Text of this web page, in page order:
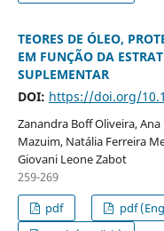
TEORES DE ÓLEO,
EM FUNÇÃO DA
SUPLEMENTAR
DOI: https://doi.org/
Zanandra Boff Oliveira,
Mazuim, Natália Ferreira
Giovani Leone Zabot
259-269
pdf
pdf